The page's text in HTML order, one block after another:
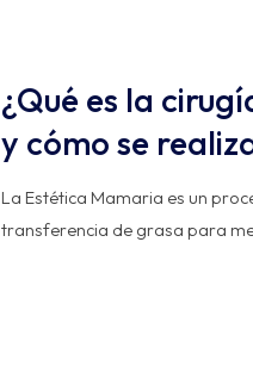
¿Qué es la
y cómo se
La Estética Mamaria es un
transferencia de grasa para